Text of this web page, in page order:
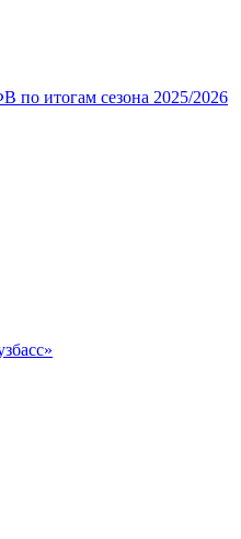
по итогам сезона 2025/2026